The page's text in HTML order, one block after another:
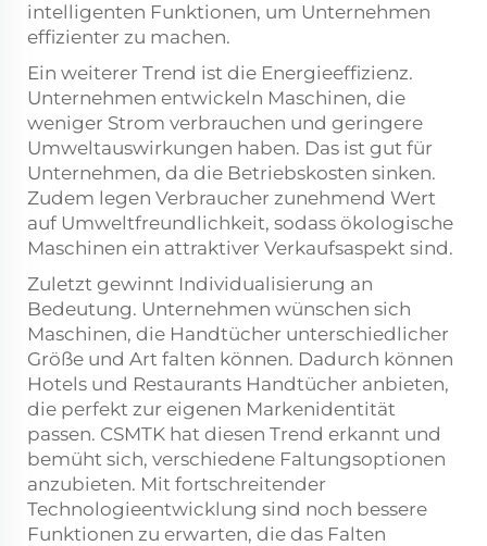
intelligenten Funktionen, um Unternehmen
effizienter zu machen.
Ein weiterer Trend ist die Energieeffizienz.
Unternehmen entwickeln Maschinen, die
weniger Strom verbrauchen und geringere
Umweltauswirkungen haben. Das ist gut für
Unternehmen, da die Betriebskosten sinken.
Zudem legen Verbraucher zunehmend Wert
auf Umweltfreundlichkeit, sodass ökologische
Maschinen ein attraktiver Verkaufsaspekt sind.
Zuletzt gewinnt Individualisierung an
Bedeutung. Unternehmen wünschen sich
Maschinen, die Handtücher unterschiedlicher
Größe und Art falten können. Dadurch können
Hotels und Restaurants Handtücher anbieten,
die perfekt zur eigenen Markenidentität
passen. CSMTK hat diesen Trend erkannt und
bemüht sich, verschiedene Faltungsoptionen
anzubieten. Mit fortschreitender
Technologieentwicklung sind noch bessere
Funktionen zu erwarten, die das Falten